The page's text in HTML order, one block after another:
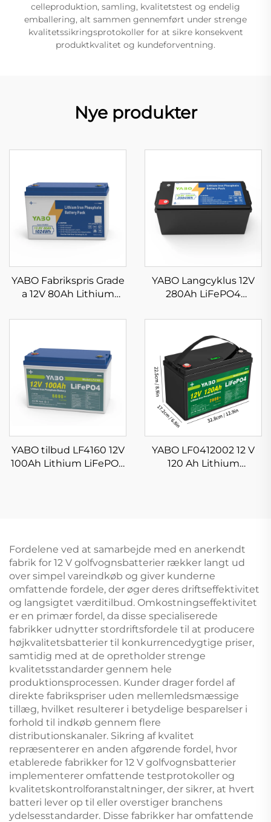
celleproduktion, samling, kvalitetstest og endelig
emballering, alt sammen gennemført under strenge
kvalitetssikringsprotokoller for at sikre konsekvent
produktkvalitet og kundeforventning.
Nye produkter
YABO Fabrikspris Grade
a 12V 80Ah Lithium
Cycles 12V Lithium
Golfbaner
YABO Langcyklus 12V
280Ah LiFePO4
Lithiumjernfosfat
Dybcyklusbatteri til
Elbiler, Golfvogne og
Solenergi
YABO tilbud LF4160 12V
100Ah Lithium LiFePO4
YABO LF0412002 12 V
120 Ah Lithium
Fordelene ved at samarbejde med en anerkendt
fabrik for 12 V golfvognsbatterier rækker langt ud
over simpel vareindkøb og giver kunderne
omfattende fordele, der øger deres driftseffektivitet
og langsigtet værditilbud. Omkostningseffektivitet
er en primær fordel, da disse specialiserede
fabrikker udnytter stordriftsfordele til at producere
højkvalitetsbatterier til konkurrencedygtige priser,
samtidig med at de opretholder strenge
kvalitetsstandarder gennem hele
produktionsprocessen. Kunder drager fordel af
direkte fabrikspriser uden mellemledsmæssige
tillæg, hvilket resulterer i betydelige besparelser i
forhold til indkøb gennem flere
distributionskanaler. Sikring af kvalitet
repræsenterer en anden afgørende fordel, hvor
etablerede fabrikker for 12 V golfvognsbatterier
implementerer omfattende testprotokoller og
kvalitetskontrolforanstaltninger, der sikrer, at hvert
batteri lever op til eller overstiger branchens
ydelsesstandarder. Disse fabrikker har omfattende